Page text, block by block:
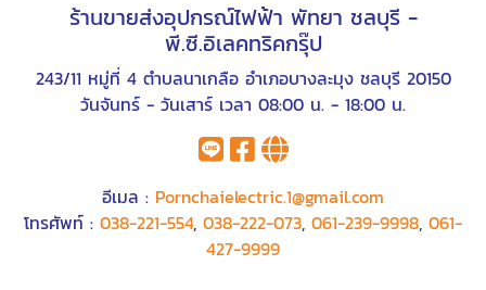
ร้านขายส่งอุปกรณ์ไฟฟ้า พัทยา ชลบุรี -
พี.ซี.อิเลคทริคกรุ๊ป
243/11 หมู่ที่ 4 ตำบลนาเกลือ อำเภอบางละมุง ชลบุรี 20150
วันจันทร์ - วันเสาร์ เวลา 08:00 น. - 18:00 น.
อีเมล : Pornchaielectric.1@gmail.com
โทรศัพท์ : 038-221-554, 038-222-073, 061-239-9998, 061-
427-9999